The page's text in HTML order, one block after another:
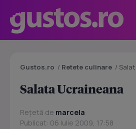
Gustos.ro / Retete culinare /
Salata Ucraineana
Rețetă de marcela
Publicat: 06 Iulie 2009, 17:58